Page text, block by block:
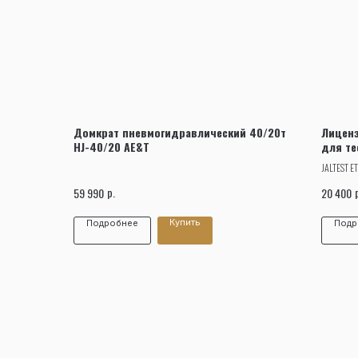
Домкрат пневмогидравлический 40/20т
HJ-40/20 AE&T
59 990 р.
Подробнее Купить
для
JALTEST
20 400